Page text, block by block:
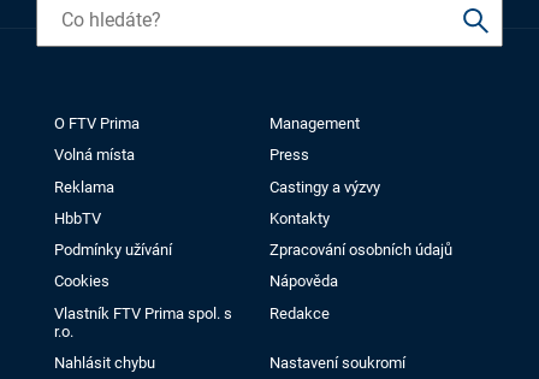
O FTV Prima
Management
Volná místa
Press
Reklama
Castingy a výzvy
HbbTV
Kontakty
Podmínky užívání
Zpracování osobních údajů
Cookies
Nápověda
Vlastník FTV Prima spol. s
r.o.
Redakce
Nahlásit chybu Nastavení soukromí